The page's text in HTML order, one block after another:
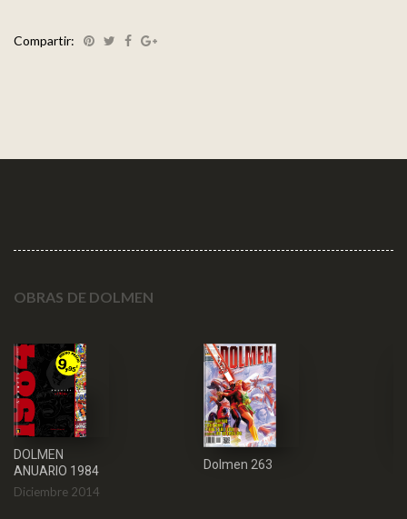
Compartir:
OBRAS DE DOLMEN
DOLMEN
ANUARIO 1984
Diciembre 2014
Dolmen 263